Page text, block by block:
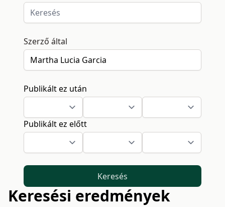
Szerző által
Publikált ez után
Publikált ez előtt
Keresés
Keresési eredmények